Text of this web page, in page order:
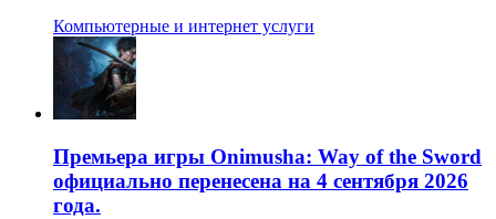
Компьютерные и интернет услуги
Премьера игры Onimusha: Way of the Sword
официально перенесена на 4 сентября 2026
года.